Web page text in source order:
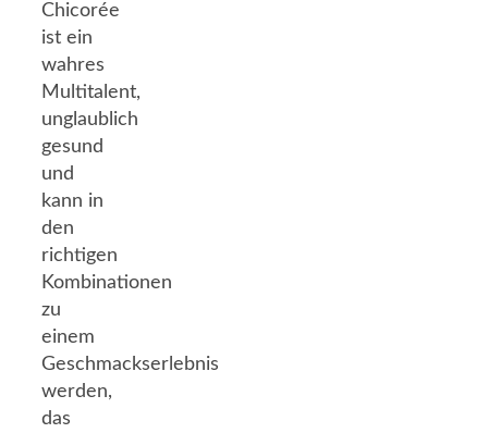
Chicorée
ist ein
wahres
Multitalent,
unglaublich
gesund
und
kann in
den
richtigen
Kombinationen
zu
einem
Geschmackserlebnis
werden,
das